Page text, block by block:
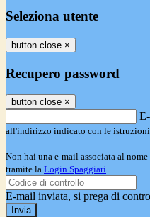
Seleziona utente
button close ×
Recupero password
button close ×
all'indirizzo indicato con le istruzioni
Non hai una e-mail associata al
tramite la Login Spaggiari
E-mail inviata, si prega di